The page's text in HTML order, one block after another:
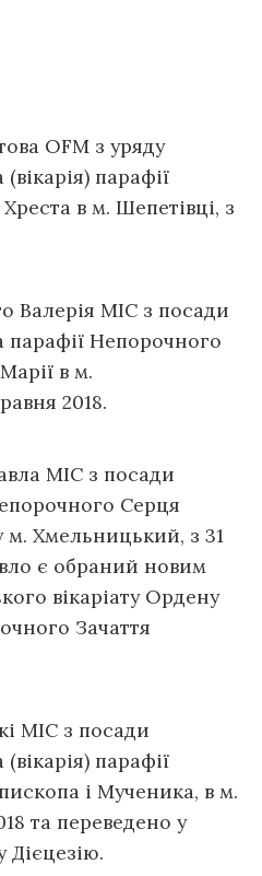
OFM з уряду
парафії
в м. Шепетівці, з
Валерія МІС з посади
Непорочного
в м.
2018.
МІС з посади
Серця
м. Хмельницький, з 31
є обраний новим
вікаріату Ордену
Зачаття
МІС з посади
парафії
і Мученика, в м.
та переведено у
Дієцезію.